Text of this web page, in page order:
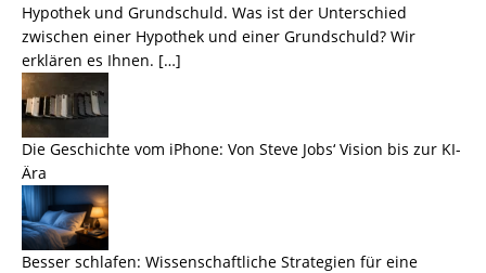
Hypothek und Grundschuld. Was ist der Unterschied
zwischen einer Hypothek und einer Grundschuld? Wir
erklären es Ihnen. […]
Die Geschichte vom iPhone: Von Steve Jobs‘ Vision bis zur KI-
Ära
Besser schlafen: Wissenschaftliche Strategien für eine